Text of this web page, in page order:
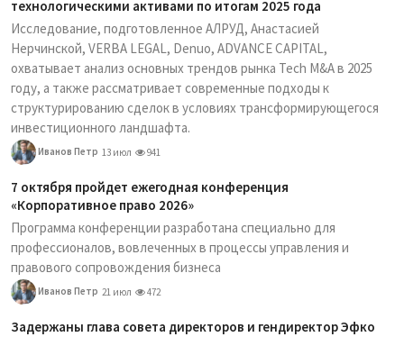
технологическими активами по итогам 2025 года
Исследование, подготовленное АЛРУД, Анастасией
Нерчинской, VERBA LEGAL, Denuo, ADVANCE CAPITAL,
охватывает анализ основных трендов рынка Tech M&A в 2025
году, а также рассматривает современные подходы к
структурированию сделок в условиях трансформирующегося
инвестиционного ландшафта.
Иванов Петр 13 июл 941
7 октября пройдет ежегодная конференция
«Корпоративное право 2026»
Программа конференции разработана специально для
профессионалов, вовлеченных в процессы управления и
правового сопровождения бизнеса
Иванов Петр 21 июл 472
Задержаны глава совета директоров и гендиректор Эфко